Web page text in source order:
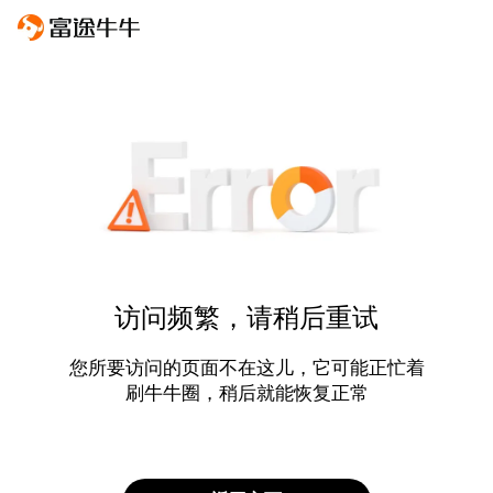
访问频繁，请稍后重试
您所要访问的页面不在这儿，它可能正忙着
刷牛牛圈，稍后就能恢复正常